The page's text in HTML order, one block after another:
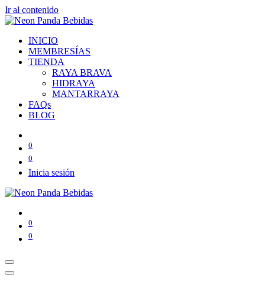
Ir al contenido
INICIO
MEMBRESÍAS
TIENDA
RAYA BRAVA
HIDRAYA
MANTARRAYA
FAQs
BLOG
0
0
Inicia sesión
0
0